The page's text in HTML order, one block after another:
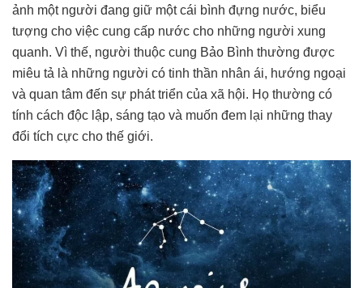
ảnh một người đang giữ một cái bình đựng nước, biểu
tượng cho việc cung cấp nước cho những người xung
quanh. Vì thế, người thuộc cung Bảo Bình thường được
miêu tả là những người có tinh thần nhân ái, hướng ngoại
và quan tâm đến sự phát triển của xã hội. Họ thường có
tính cách độc lập, sáng tạo và muốn đem lại những thay
đổi tích cực cho thế giới.